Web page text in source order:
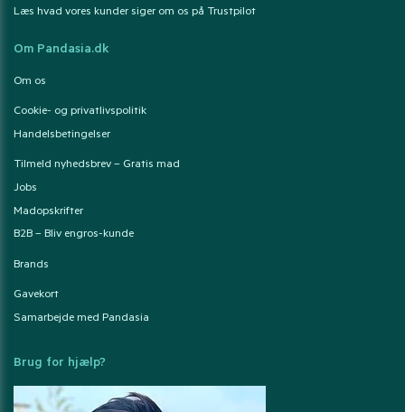
Læs hvad vores kunder siger om os på Trustpilot
Om Pandasia.dk
Om os
Cookie- og privatlivspolitik
Handelsbetingelser
Tilmeld nyhedsbrev – Gratis mad
Jobs
Madopskrifter
B2B – Bliv engros-kunde
Brands
Gavekort
Samarbejde med Pandasia
Brug for hjælp?